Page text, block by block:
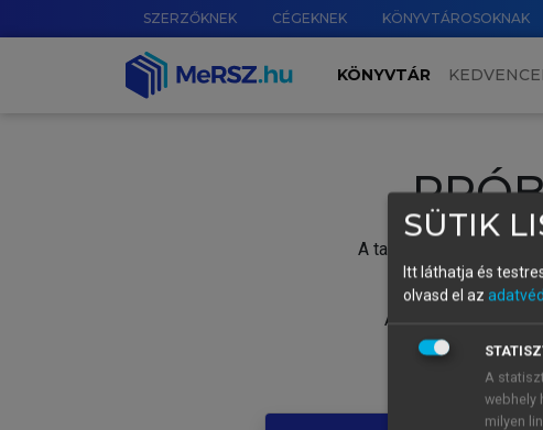
SZERZŐKNEK CÉGEKNEK KÖNYVTÁROSOKNAK
KÖNYVTÁR
A tartalom
Új
A próbaidőszak
A
SÜTIK
Itt láthatja és
olvasd el az
A
webhely
milyen